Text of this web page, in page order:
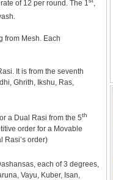
of 12 per round. The 1
,
from Mesh. Each
It is from the seventh
Ghrith, Ikshu, Ras,
a Dual Rasi from the 5th
order for a Movable
Rasi’s order)
each of 3 degrees,
Vayu, Kuber, Isan,